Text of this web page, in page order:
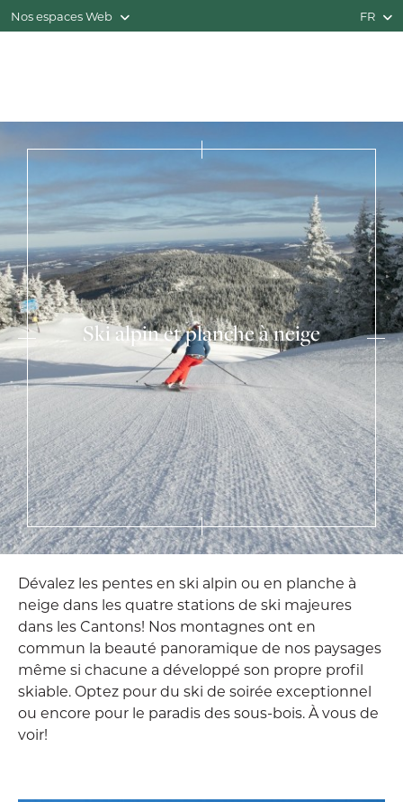
Nos espaces Web FR
Ski alpin et planche à neige
Dévalez les pentes en ski alpin ou en planche à
neige dans les quatre stations de ski majeures
dans les Cantons! Nos montagnes ont en
commun la beauté panoramique de nos paysages
même si chacune a développé son propre profil
skiable. Optez pour du ski de soirée exceptionnel
ou encore pour le paradis des sous-bois. À vous de
voir!